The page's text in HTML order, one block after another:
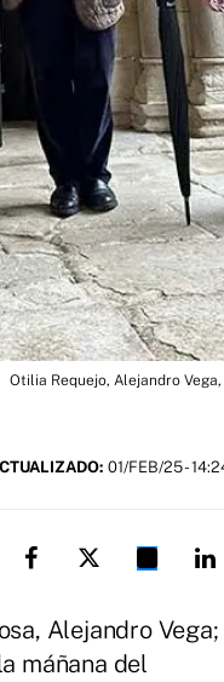
Otilia Requejo, Alejandro
01/FEB/25 -
Alejandro Vega;
máñana del